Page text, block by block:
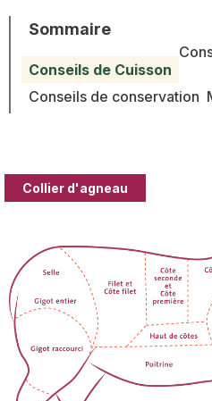
Sommaire
Conseils de Cuisson
Conseils de conservation
Collier d'agneau